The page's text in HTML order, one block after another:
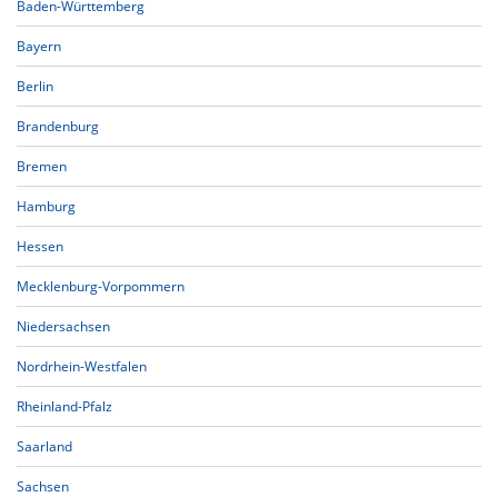
Baden-Württemberg
Bayern
Berlin
Brandenburg
Bremen
Hamburg
Hessen
Mecklenburg-Vorpommern
Niedersachsen
Nordrhein-Westfalen
Rheinland-Pfalz
Saarland
Sachsen